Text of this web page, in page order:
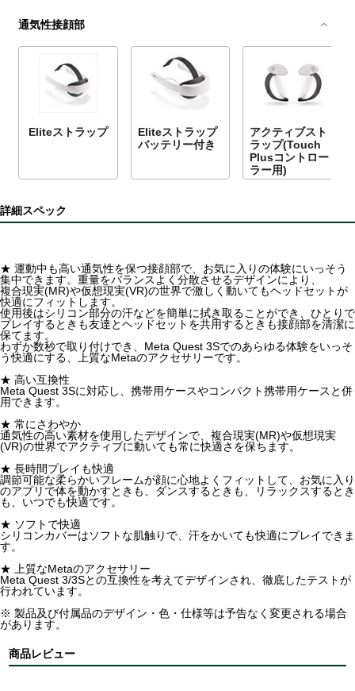
通気性接顔部
Eliteストラップ
Eliteストラップ
バッテリー付き
アクティブスト
ラップ(Touch
Plusコントロー
ラー用)
詳細スペック
★ 運動中も高い通気性を保つ接顔部で、お気に入りの体験にいっそう
集中できます。重量をバランスよく分散させるデザインにより、
複合現実(MR)や仮想現実(VR)の世界で激しく動いてもヘッドセットが
快適にフィットします。
使用後はシリコン部分の汗などを簡単に拭き取ることができ、ひとりで
プレイするときも友達とヘッドセットを共用するときも接顔部を清潔に
保てます。
わずか数秒で取り付けでき、Meta Quest 3Sでのあらゆる体験をいっそ
う快適にする、上質なMetaのアクセサリーです。
★ 高い互換性
Meta Quest 3Sに対応し、携帯用ケースやコンパクト携帯用ケースと併
用できます。
★ 常にさわやか
通気性の高い素材を使用したデザインで、複合現実(MR)や仮想現実
(VR)の世界でアクティブに動いても常に快適さを保ちます。
★ 長時間プレイも快適
調節可能な柔らかいフレームが顔に心地よくフィットして、お気に入り
のアプリで体を動かすときも、ダンスするときも、リラックスするとき
も、いつでも快適です。
★ ソフトで快適
シリコンカバーはソフトな肌触りで、汗をかいても快適にプレイできま
す。
★ 上質なMetaのアクセサリー
Meta Quest 3/3Sとの互換性を考えてデザインされ、徹底したテストが
行われています。
※ 製品及び付属品のデザイン・色・仕様等は予告なく変更される場合
があります。
商品レビュー